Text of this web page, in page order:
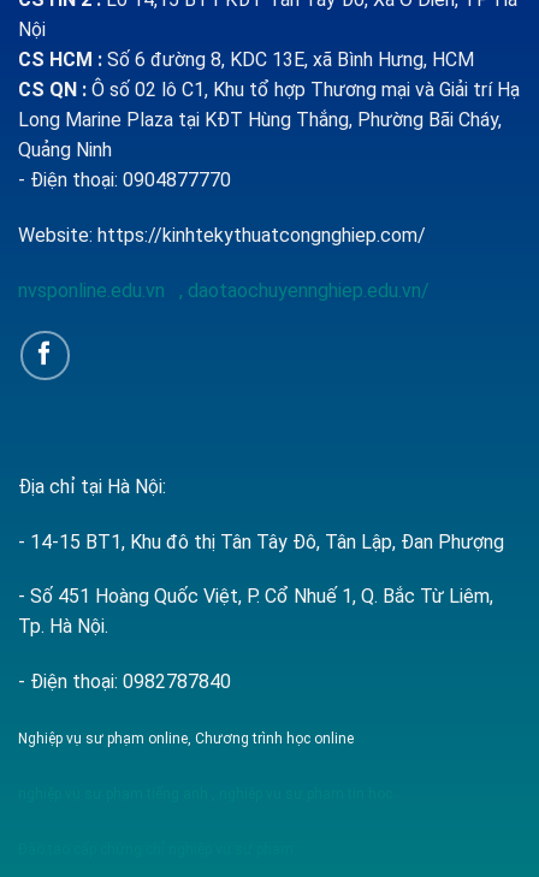
Nội
CS HCM : Số 6 đường 8, KDC 13E, xã Bình Hưng, HCM
CS QN : Ô số 02 lô C1, Khu tổ hợp Thương mại và Giải trí Hạ
Long Marine Plaza tại KĐT Hùng Thắng, Phường Bãi Cháy,
Quảng Ninh
- Điện thoại: 0904877770
Website: https://kinhtekythuatcongnghiep.com/
nvsponline.edu.vn , daotaochuyennghiep.edu.vn/
Địa chỉ tại Hà Nội:
- 14-15 BT1, Khu đô thị Tân Tây Đô, Tân Lập, Đan Phượng
- Số 451 Hoàng Quốc Việt, P. Cổ Nhuế 1, Q. Bắc Từ Liêm,
Tp. Hà Nội.
- Điện thoại: 0982787840
Nghiệp vụ sư phạm online, Chương trình học online